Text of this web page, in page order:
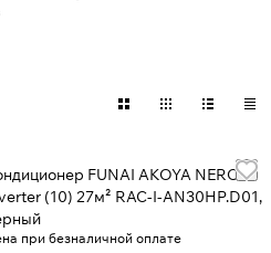
FUNAI AKOYA NERO
(10) 27м² RAC-I-AN30HP.D01,
при безналичной оплате